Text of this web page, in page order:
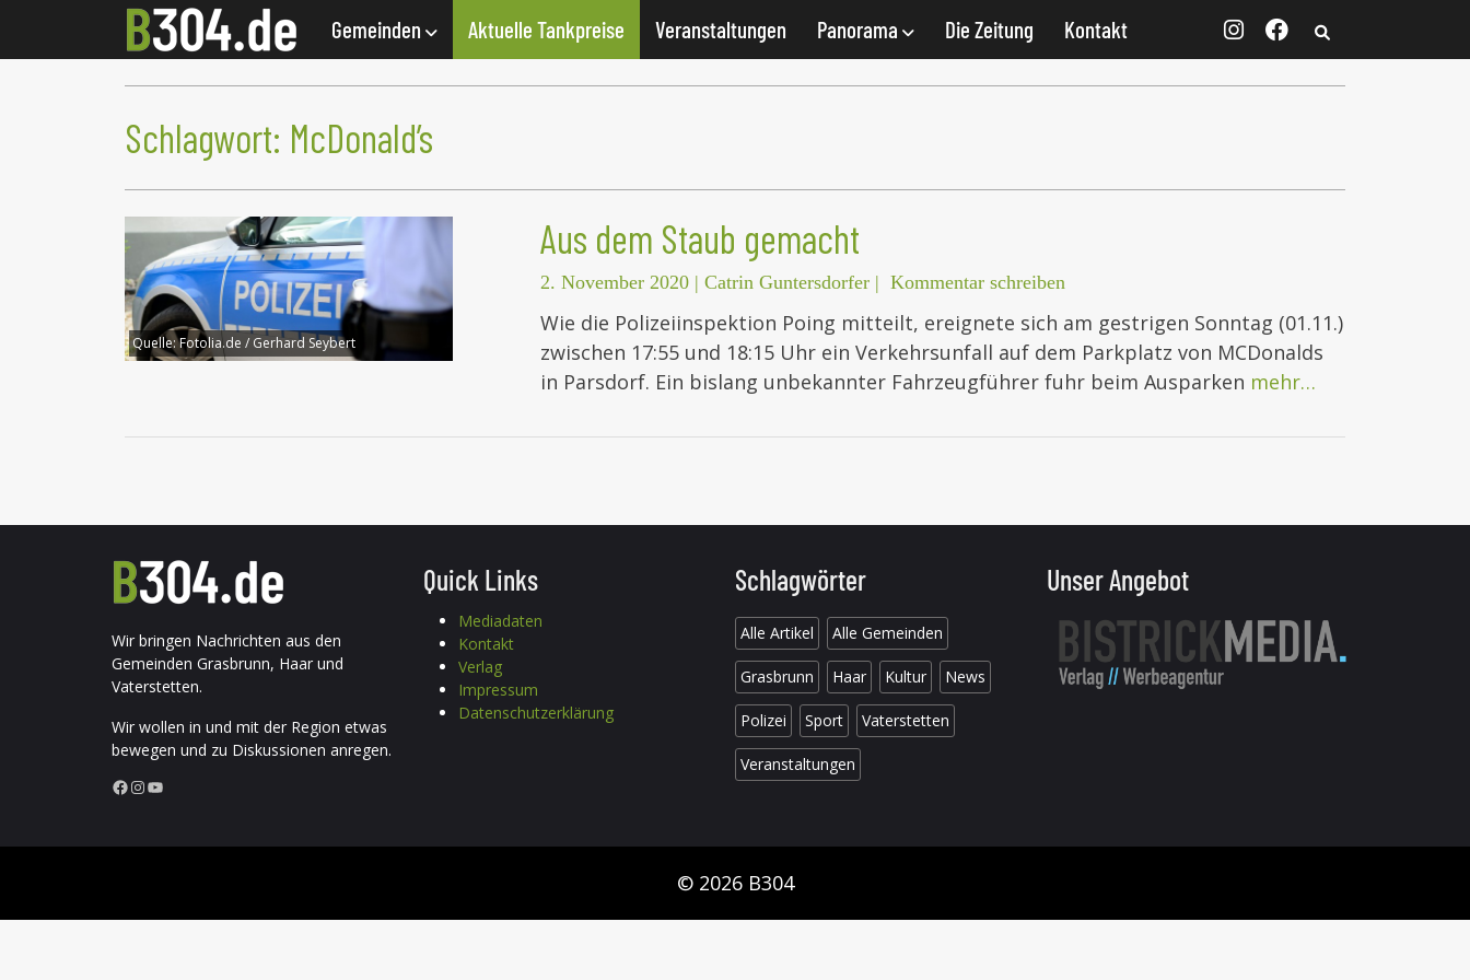
Gemeinden Aktuelle Tankpreise Veranstaltungen Panorama Die Zeitung Kontakt
Schlagwort: McDonald’s
Quelle:Fotolia.de / Gerhard Seybert
Aus dem Staub gemacht
2. November 2020 | Catrin Guntersdorfer | Kommentar schreiben
Wie die Polizeiinspektion Poing mitteilt, ereignete sich am gestrigen Sonntag (01.11.)
zwischen 17:55 und 18:15 Uhr ein Verkehrsunfall auf dem Parkplatz von MCDonalds
in Parsdorf. Ein bislang unbekannter Fahrzeugführer fuhr beim Ausparken mehr…
Wir bringen Nachrichten aus den
Gemeinden Grasbrunn, Haar und
Vaterstetten.
Wir wollen in und mit der Region etwas
bewegen und zu Diskussionen anregen.
Facebook InstagramYouTube
Quick Links
Mediadaten
Kontakt
Verlag
Impressum
Datenschutzerklärung
Schlagwörter
Alle Artikel Alle Gemeinden
Grasbrunn Haar Kultur News
Polizei Sport Vaterstetten
Veranstaltungen
Unser Angebot
© 2026 B304